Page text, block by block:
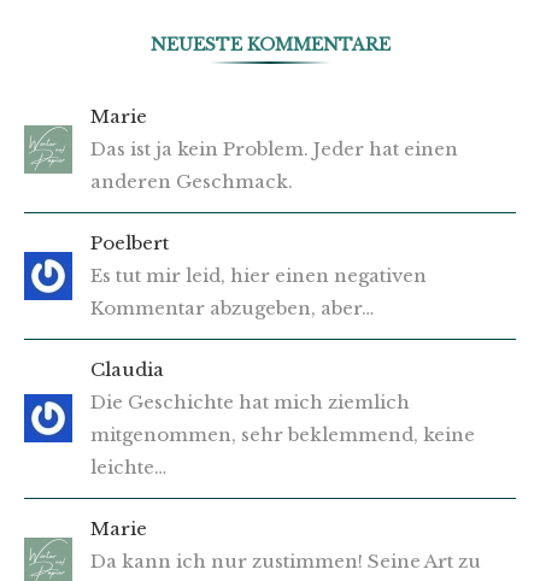
NEUESTE KOMMENTARE
Marie
Das ist ja kein Problem. Jeder hat einen
anderen Geschmack.
Poelbert
Es tut mir leid, hier einen negativen
Kommentar abzugeben, aber…
Claudia
Die Geschichte hat mich ziemlich
mitgenommen, sehr beklemmend, keine
leichte…
Marie
Da kann ich nur zustimmen! Seine Art zu